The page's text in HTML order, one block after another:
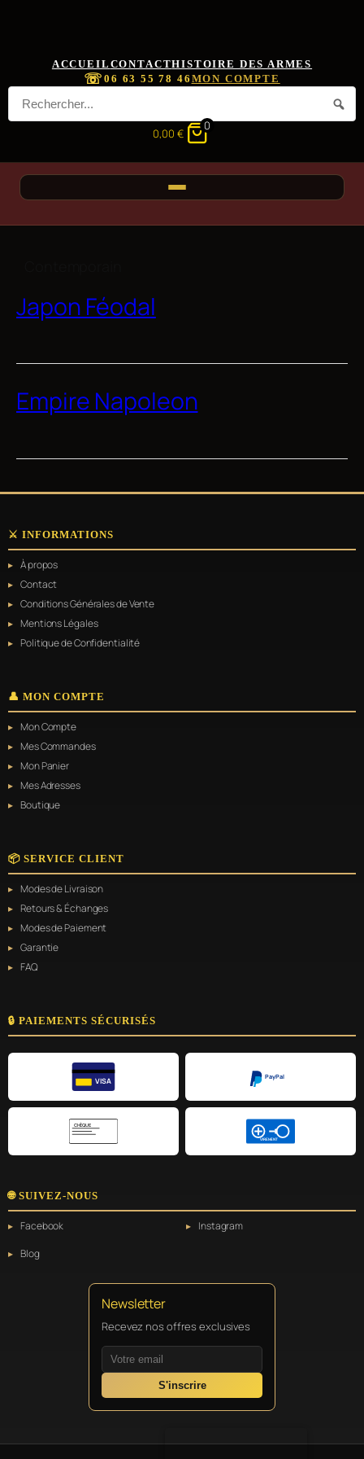
ACCUEIL CONTACTHISTOIRE DES ARMES
☏06 63 55 78 46 MON COMPTE
0,00 €
0
Japon Féodal
Empire Napoleon
⚔️ INFORMATIONS
À propos
Contact
Conditions Générales de Vente
Mentions Légales
Politique de Confidentialité
👤 MON COMPTE
Mon Compte
Mes Commandes
Mon Panier
Mes Adresses
Boutique
📦 SERVICE CLIENT
Modes de Livraison
Retours & Échanges
Modes de Paiement
Garantie
FAQ
🔒 PAIEMENTS SÉCURISÉS
VISA
PayPal
CHÈQUE
VIREMENT
🌐 SUIVEZ-NOUS
Facebook
Instagram
Blog
Newsletter
Recevez nos offres exclusives
S'inscrire